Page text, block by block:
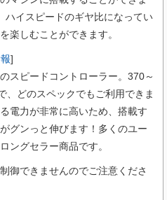
ハイスピードのギヤ比になってい
楽しむことができます。
]
スピードコントローラー。370～
、どのスペックでもご利用できま
電力が非常に高いため、搭載す
グンっと伸びます！多くのユー
ングセラー商品です。
御できませんのでご注意くださ